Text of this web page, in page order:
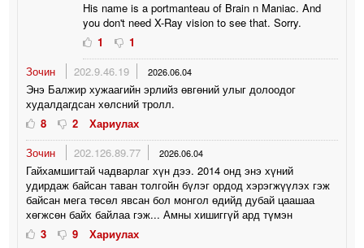
His name is a portmanteau of Brain n Maniac. And
you don't need X-Ray vision to see that. Sorry.
1
1
Зочин
202.9.46.19 2026.06.04
Энэ Балжир хужаагийн эрлийз өвгөний улыг долоодог
худалдагдсан хөлсний тролл.
8
2
Хариулах
Зочин
202.126.89.77 2026.06.04
Гайхамшигтай чадварлаг хүн дээ. 2014 онд энэ хүний
удирдаж байсан таван толгойн бүлэг ордод хэрэгжүүлэх гэж
байсан мега төсөл явсан бол монгол өдийд дубай цаашаа
хөгжсөн байх байлаа гэж... Амны хишиггүй ард түмэн
3
9
Хариулах